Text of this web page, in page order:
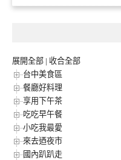
展開全部 | 收合全部
台中美食區
餐廳好料理
享用下午茶
吃吃早午餐
小吃我最愛
來去迺夜市
國內趴趴走